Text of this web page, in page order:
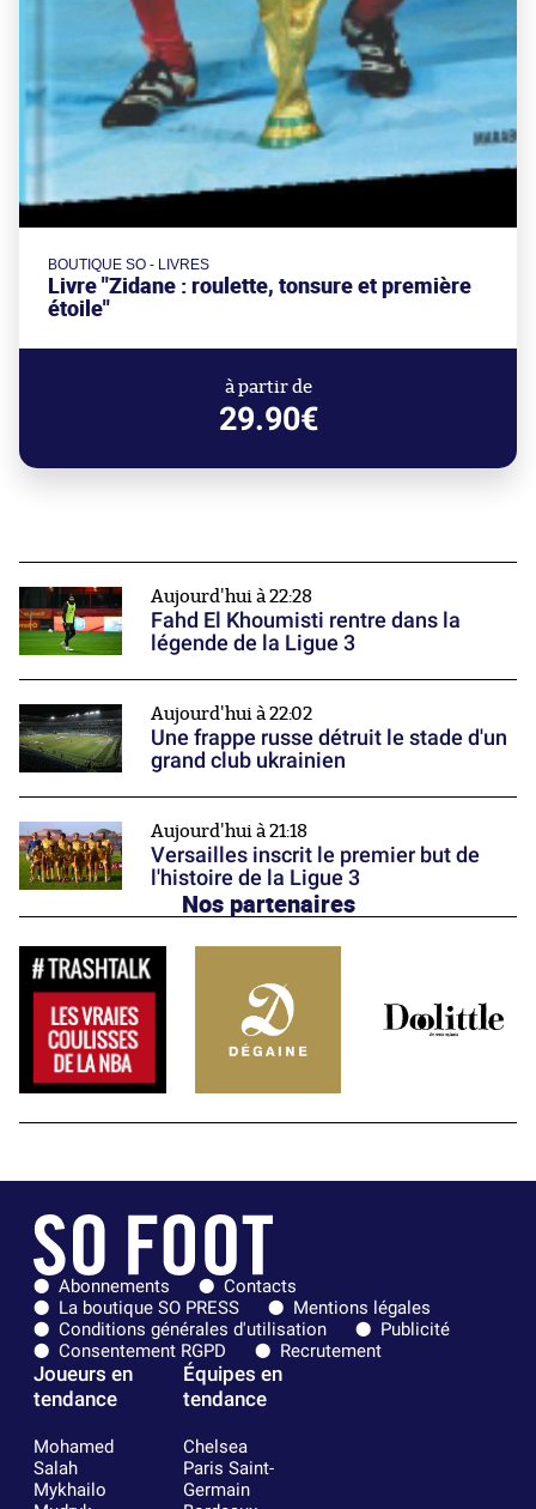
BOUTIQUE SO - LIVRES
Livre "Zidane : roulette, tonsure et première
étoile"
à partir de
29.90€
Aujourd'hui à 22:28
Fahd El Khoumisti rentre dans la
légende de la Ligue 3
Aujourd'hui à 22:02
Une frappe russe détruit le stade d'un
grand club ukrainien
Aujourd'hui à 21:18
Versailles inscrit le premier but de
l'histoire de la Ligue 3
Nos partenaires
Abonnements
Contacts
La boutique SO PRESS
Mentions légales
Conditions générales d'utilisation
Publicité
Consentement RGPD
Recrutement
Joueurs en
tendance
Mohamed
Salah
Mykhailo
Équipes en
tendance
Chelsea
Paris Saint-
Germain